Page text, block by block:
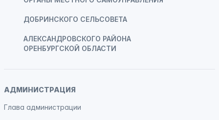
ДОБРИНСКОГО СЕЛЬСОВЕТА
АЛЕКСАНДРОВСКОГО РАЙОНА
ОРЕНБУРГСКОЙ ОБЛАСТИ
АДМИНИСТРАЦИЯ
Глава администрации